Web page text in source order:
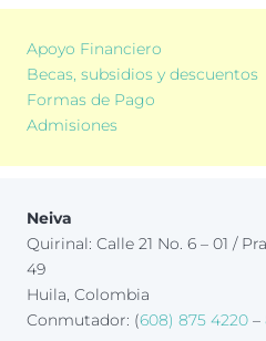
Apoyo Financiero
Becas, subsidios y descuentos
Formas de Pago
Admisiones
Neiva
Quirinal: Calle 21 No. 6 – 01 /
49
Huila, Colombia
Conmutador: (608) 875 4220 –